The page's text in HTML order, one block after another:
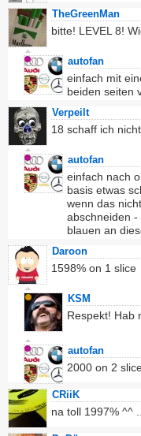
TheGreenMan
bitte! LEVEL 8!
autofan
einfach mit
beiden seiten
Verpeilt
18 schaff ich
autofan
einfach nach
basis etwas
wenn das
abschneiden
blauen an
Daroon
1598% on 1 slice
KSM
Respekt! Hab
autofan
2000 on 2
CRiiK
na toll 1997% ^^